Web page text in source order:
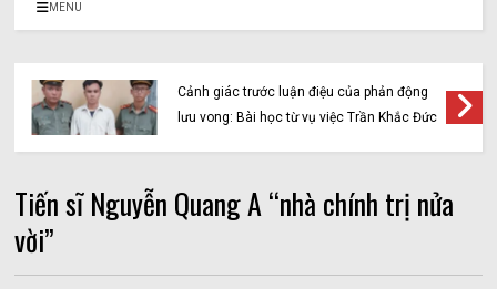
MENU
Cảnh giác trước luận điệu của phản động
lưu vong: Bài học từ vụ việc Trần Khắc Đức
Tiến sĩ Nguyễn Quang A “nhà chính trị nửa
vời”